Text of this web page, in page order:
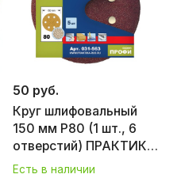
50 руб.
Круг шлифовальный
150 мм Р80 (1 шт., 6
отверстий) ПРАКТИКА
031-563-1
Есть в наличии